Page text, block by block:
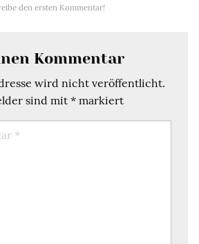
den ersten Kommentar!
Kommentar
wird nicht veröffentlicht.
sind mit* markiert